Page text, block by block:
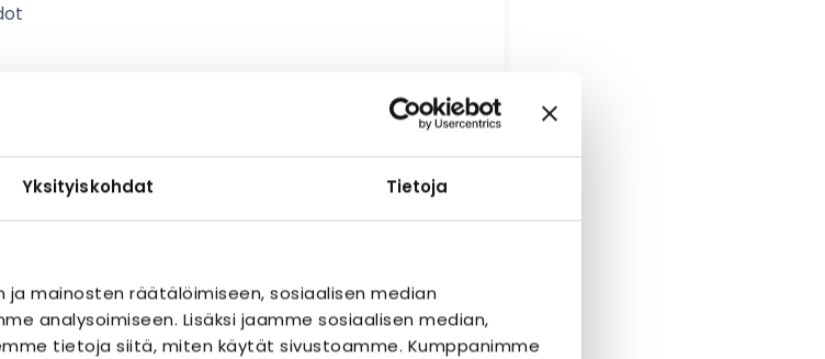
Yksityiskohdat Tietoja
mainosten räätälöimiseen, sosiaalisen median
analysoimiseen. Lisäksi jaamme sosiaalisen median,
tietoja siitä, miten käytät sivustoamme. Kumppanimme